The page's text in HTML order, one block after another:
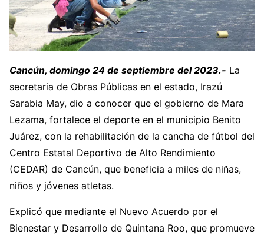
Cancún, domingo 24 de septiembre del 2023.- La
secretaria de Obras Públicas en el estado, Irazú
Sarabia May, dio a conocer que el gobierno de Mara
Lezama, fortalece el deporte en el municipio Benito
Juárez, con la rehabilitación de la cancha de fútbol del
Centro Estatal Deportivo de Alto Rendimiento
(CEDAR) de Cancún, que beneficia a miles de niñas,
niños y jóvenes atletas.
Explicó que mediante el Nuevo Acuerdo por el
Bienestar y Desarrollo de Quintana Roo, que promueve